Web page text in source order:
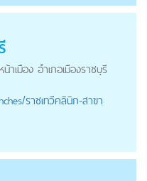
เมือง อำเภอเมืองราชบุรี
ราชเทวีคลินิก-สาขา